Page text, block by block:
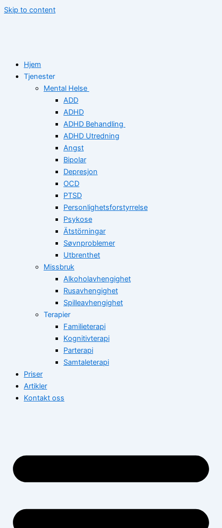
Skip to content
Hjem
Tjenester
Mental Helse
ADD
ADHD
ADHD Behandling
ADHD Utredning
Angst
Bipolar
Depresjon
OCD
PTSD
Personlighetsforstyrrelse
Psykose
Ätstörningar
Søvnproblemer
Utbrenthet
Missbruk
Alkoholavhengighet
Rusavhengighet
Spilleavhengighet
Terapier
Familieterapi
Kognitivterapi
Parterapi
Samtaleterapi
Priser
Artikler
Kontakt oss